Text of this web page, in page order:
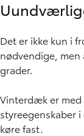
Det er ikke kun i
nødvendige,
grader.
Vinterdæk er
styreegenskaber
køre fast.